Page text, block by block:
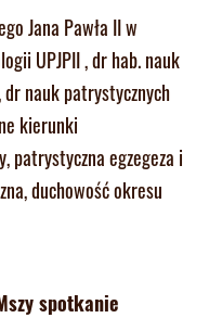
Jana Pawła II w
UPJPII , dr hab. nauk
nauk patrystycznych
kierunki
patrystyczna egzegeza i
duchowość okresu
spotkanie